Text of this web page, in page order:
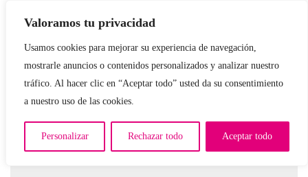
Valoramos tu privacidad
Usamos cookies para mejorar su experiencia de navegación,
mostrarle anuncios o contenidos personalizados y analizar nuestro
tráfico. Al hacer clic en “Aceptar todo” usted da su consentimiento
a nuestro uso de las cookies.
Personalizar Rechazar todo Aceptar todo